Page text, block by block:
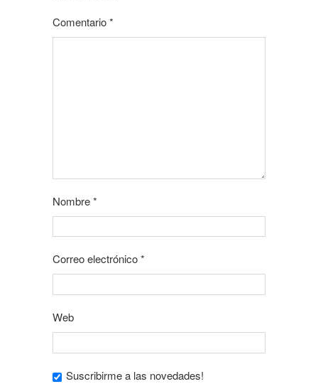
Comentario*
Nombre*
Correo electrónico*
Web
Suscribirme a las novedades!